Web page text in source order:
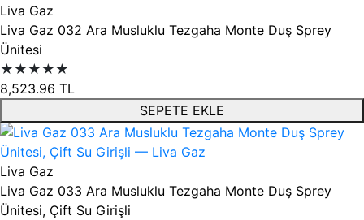
Liva Gaz
Liva Gaz 032 Ara Musluklu Tezgaha Monte Duş Sprey
Ünitesi
★★★★★
8,523.96 TL
SEPETE EKLE
Liva Gaz
Liva Gaz 033 Ara Musluklu Tezgaha Monte Duş Sprey
Ünitesi, Çift Su Girişli